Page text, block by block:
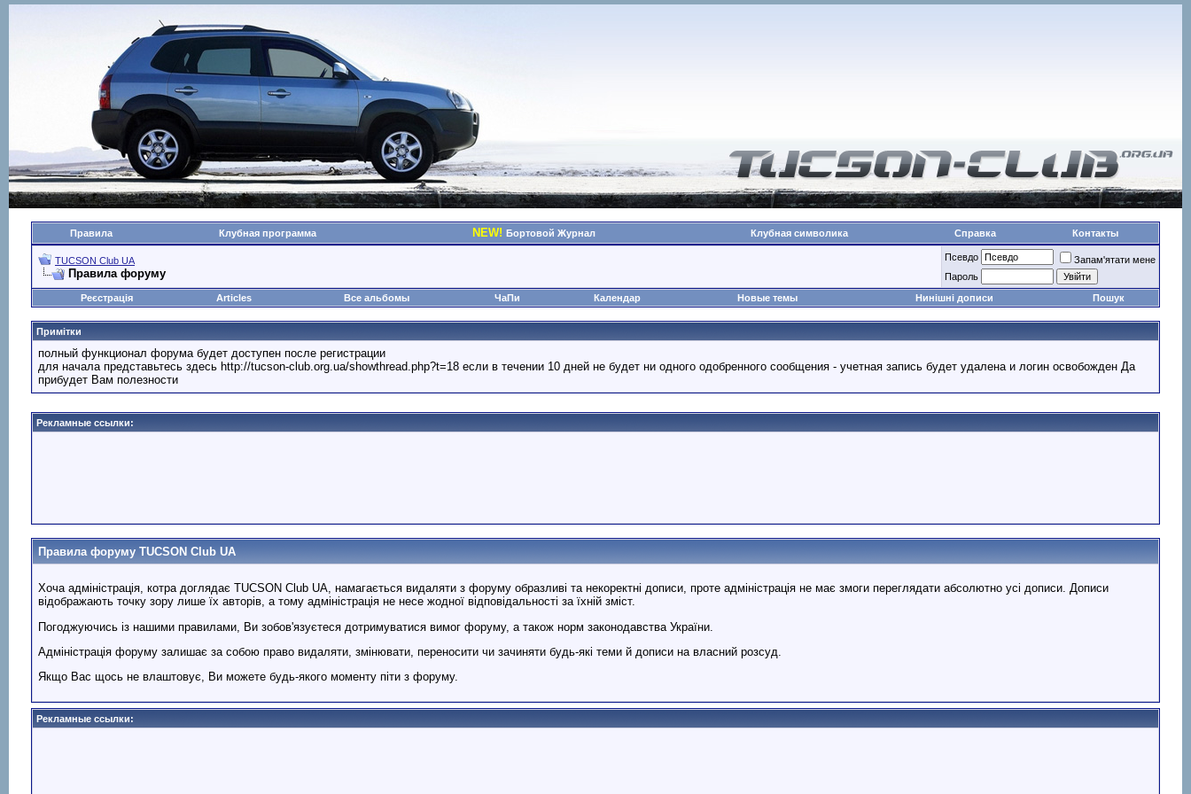
Правила Клубная программа NEW! Бортовой Журнал Клубная символика Справка Контакты
TUCSON Club UA
Правила форуму
Псевдо
Запам'ятати мене
Пароль
Реєстрація
Articles Все альбомы ЧаПи Календар Новые темы Нинішні дописи Пошук
Примітки
полный функционал форума будет доступен после регистрации
для начала представьтесь здесь http://tucson-club.org.ua/showthread.php?t=18 если в течении 10 дней не будет ни одного одобренного сообщения - учетная запись будет удалена и логин освобожден Да
прибудет Вам полезности
Рекламные ссылки:
Правила форуму TUCSON Club UA
Хоча адміністрація, котра доглядає TUCSON Club UA, намагається видаляти з форуму образливі та некоректні дописи, проте адміністрація не має змоги переглядати абсолютно усі дописи. Дописи
відображають точку зору лише їх авторів, а тому адміністрація не несе жодної відповідальності за їхній зміст.
Погоджуючись із нашими правилами, Ви зобов'язуєтеся дотримуватися вимог форуму, а також норм законодавства України.
Адміністрація форуму залишає за собою право видаляти, змінювати, переносити чи зачиняти будь-які теми й дописи на власний розсуд.
Якщо Вас щось не влаштовує, Ви можете будь-якого моменту піти з форуму.
Рекламные ссылки: